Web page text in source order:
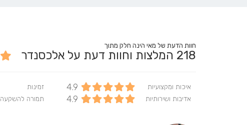
חוות הדעת של מאי הינה חלק מתוך
218 המלצות וחוות דעת על אלכסנדר
איכות ומקצועיות 4.9 זמינות
אדיבות ושירותיות 4.9 תמורה להשקעה